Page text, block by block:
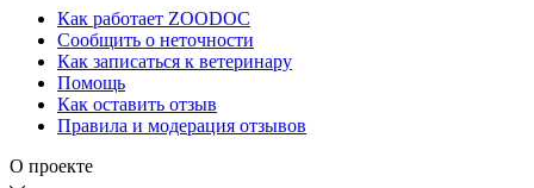
Как работает ZOODOC
Сообщить о неточности
Как записаться к ветеринару
Помощь
Как оставить отзыв
Правила и модерация отзывов
О проекте